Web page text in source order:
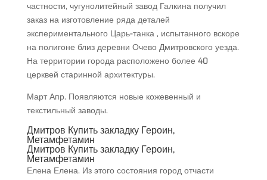
частности, чугунолитейный завод Галкина получил
заказ на изготовление ряда деталей
экспериментального Царь-танка , испытанного вскоре
на полигоне близ деревни Очево Дмитровского уезда.
На территории города расположено более 40
церквей старинной архитектуры.
Март Апр. Появляются новые кожевенный и
текстильный заводы.
Дмитров Купить закладку Героин,
Метамфетамин
Дмитров Купить закладку Героин,
Метамфетамин
Елена Елена. Из этого состояния город отчасти